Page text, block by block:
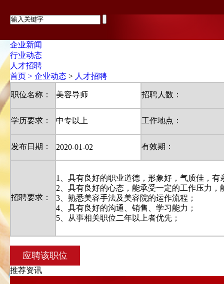
首页
品牌中心
芙尔蔓
萱姿
伊真
集团概览
集团简介
发展历程
企业荣誉
社会公益
行业动态
人才招聘
合作加盟
加盟优势
在线申请
心灵益站
联系我们
企业新闻
行业动态
人才招聘
首页 > 企业动态 > 人才招聘
职位名称： 美容导师 招聘人数：
学历要求： 中专以上 工作地点：
发布日期： 2020-01-02 有效期：
招聘要求：
1、具有良好的职业道德，形象好，气质佳，有
2、具有良好的心态，能承受一定的工作压力
3、熟悉美容手法及美容院的运作流程；
4、具有良好的沟通、销售、学习能力；
5、从事相关职位二年以上者优先；
应聘该职位
推荐资讯